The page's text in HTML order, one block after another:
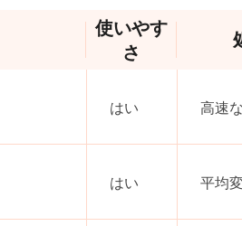
使いやす
さ
はい 高速
はい 平均